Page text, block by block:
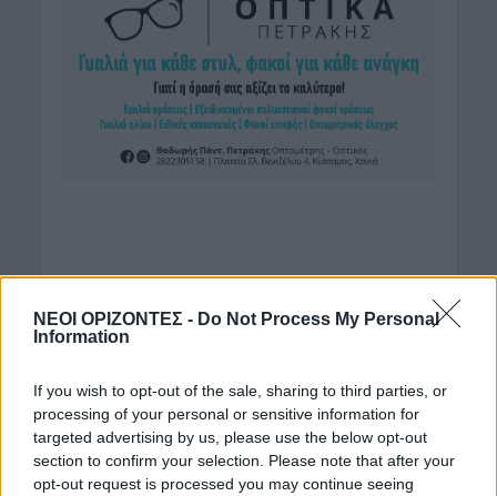
ΝΕΟΙ ΟΡΙΖΟΝΤΕΣ - Do Not Process My Personal
Information
If you wish to opt-out of the sale, sharing to third parties, or
processing of your personal or sensitive information for
targeted advertising by us, please use the below opt-out
section to confirm your selection. Please note that after your
opt-out request is processed you may continue seeing